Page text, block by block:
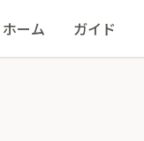
ホーム ガイド